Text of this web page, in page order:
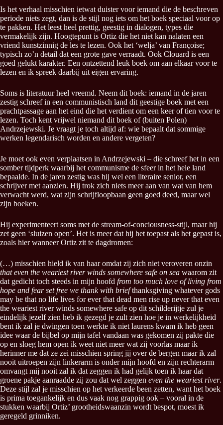
Is het verhaal misschien ietwat duister voor iemand die de beschreven
periode niets zegt, dan is de stijl nog iets om het boek speciaal voor op
te pakken. Het leest heel prettig, geestig in dialogen, types die
vermakelijk zijn. Hoogtepunt is Ortiz die het niet kan nalaten een
vriend kunstzinnig de les te lezen. Ook het ‘welja’ van Françoise;
typisch zo’n detail dat een grote gave verraadt. Ook Clouard is een
goed gelukt karakter. Een ontzettend leuk boek om aan elkaar voor te
lezen en ik spreek daarbij uit eigen ervaring.
Soms is literatuur heel vreemd. Neem dit boek: iemand in de jaren
zestig schreef in een communistisch land dit geestige boek met een
prachtpassage aan het eind die het verdient om een keer of tien voor te
lezen. Toch kent vrijwel niemand dit boek of (buiten Polen)
Andrzejewski. Je vraagt je toch altijd af: wie bepaalt dat sommige
werken legendarisch worden en andere vergeten?
Je moet ook even verplaatsen in Andrzejewski – die schreef het in een
somber tijdperk waarbij het communisme de sfeer in het hele land
bepaalde. In de jaren zestig was hij wel een literaire senior, een
schrijver met aanzien. Hij trok zich niets meer aan van wat van hem
verwacht werd, wat zijn schrijfloopbaan geen goed deed, maar wel
zijn boeken.
Hij experimenteert soms met de stream-of-conciousness-stijl, maar hij
zet geen ‘sluizen open’. Het is meer dat hij het toepast als het gepast is,
zoals hier wanneer Ortiz zit te dagdromen:
(…) misschien hield ik van haar omdat zij zich niet veroveren onzin
that even the weariest river winds somewhere safe on sea waarom zit
dat gedicht toch steeds in mijn hoofd from too much love of living from
hope and fear set free we thank with briefthanksgiving whatever gods
may be that no life lives for ever that dead men rise up never that even
the weariest river winds somewhere safe op dit schilderijtje zul je
eindelijk jezelf zien heb ik gezegd je zult zien hoe je in werkelijkheid
bent ik zal je dwingen toen werkte ik niet laurens kwam ik heb geen
idee waar de bijbel op mijn tafel vandaan was gekomen zij pakte die
op en sloeg hem open ik weet niet meer wat zij voorlas maar ik
herinner me dat ze zei misschien spring jij over de bergen maar ik zal
nooit uitroepen zijn linkerarm is onder mijn hoofd en zijn rechterarm
omvangt mij nooit zal ik dat zeggen ik had gelijk toen ik haar dat
groene pakje aanraadde zij zou dat wel zeggen even the weariest river.
Deze stijl zal je misschien op het verkeerde been zetten, want het boek
is prima toegankelijk en dus vaak nog grappig ook – vooral in de
stukken waarbij Ortiz’ grootheidswaanzin wordt bespot, moest ik
geregeld grinniken.